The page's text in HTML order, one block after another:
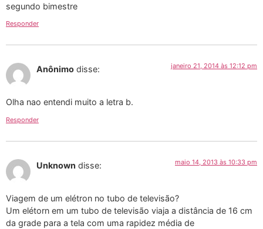
segundo bimestre
Responder
Anônimo disse: janeiro 21, 2014 às 12:12 pm
Olha nao entendi muito a letra b.
Responder
Unknown disse: maio 14, 2013 às 10:33 pm
Viagem de um elétron no tubo de televisão?
Um elétorn em um tubo de televisão viaja a distância de 16 cm
da grade para a tela com uma rapidez média de